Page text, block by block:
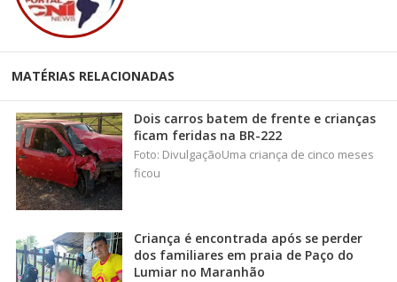
MATÉRIAS RELACIONADAS
Dois carros batem de frente e crianças
ficam feridas na BR-222
Foto: DivulgaçãoUma criança de cinco meses
ficou
Criança é encontrada após se perder
dos familiares em praia de Paço do
Lumiar no Maranhão